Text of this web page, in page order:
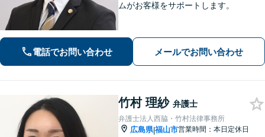
ムがお客様をサポートします。
電話でお問い合わせ メールでお問い合わせ
竹村 理紗 弁護士
弁護士法人西脇・竹村法律事務所
広島県|福山市営業時間：本日定休日